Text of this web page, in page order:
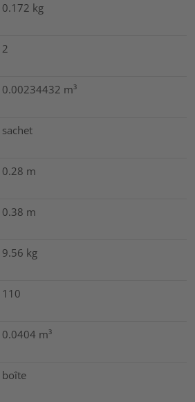
0.172 kg
2
0.00234432 m³
sachet
0.28 m
0.38 m
9.56 kg
110
0.0404 m³
boîte